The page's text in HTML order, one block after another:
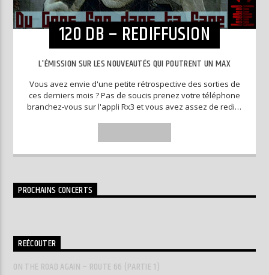
120 DB – REDIFFUSION
L'ÉMISSION SUR LES NOUVEAUTÉS QUI POUTRENT UN MAX
Vous avez envie d'une petite rétrospective des sorties de
ces derniers mois ? Pas de soucis prenez votre téléphone
branchez-vous sur l'appli Rx3 et vous avez assez de redifs
PROCHAINS CONCERTS
REÉCOUTER
ON THE ROAD AGAIN – ROUTE 66 (PARTIE 1)